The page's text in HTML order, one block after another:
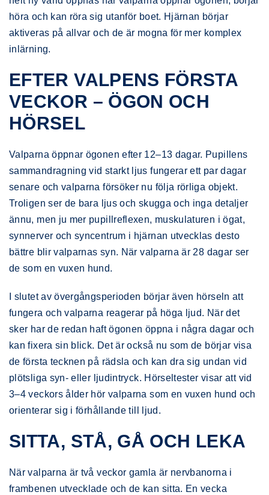
höra och kan röra sig utanför boet. Hjärnan börjar
aktiveras på allvar och de är mogna för mer komplex
inlärning.
EFTER VALPENS FÖRSTA
VECKOR – ÖGON OCH
HÖRSEL
Valparna öppnar ögonen efter 12–13 dagar. Pupillens
sammandragning vid starkt ljus fungerar ett par dagar
senare och valparna försöker nu följa rörliga objekt.
Troligen ser de bara ljus och skugga och inga detaljer
ännu, men ju mer pupillreflexen, muskulaturen i ögat,
synnerver och syncentrum i hjärnan utvecklas desto
bättre blir valparnas syn. När valparna är 28 dagar ser
de som en vuxen hund.
I slutet av övergångsperioden börjar även hörseln att
fungera och valparna reagerar på höga ljud. När det
sker har de redan haft ögonen öppna i några dagar och
kan fixera sin blick. Det är också nu som de börjar visa
de första tecknen på rädsla och kan dra sig undan vid
plötsliga syn- eller ljudintryck. Hörseltester visar att vid
3–4 veckors ålder hör valparna som en vuxen hund och
orienterar sig i förhållande till ljud.
SITTA, STÅ, GÅ OCH LEKA
När valparna är två veckor gamla är nervbanorna i
frambenen utvecklade och de kan sitta. En vecka